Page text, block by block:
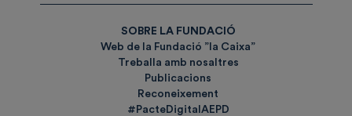
SOBRE LA FUNDACIÓ
Web de la Fundació ”la Caixa”
Treballa amb nosaltres
Publicacions
Reconeixement
#PacteDigitalAEPD